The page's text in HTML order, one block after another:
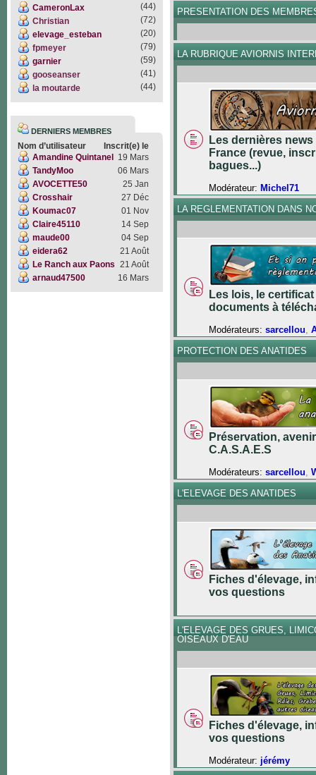
CameronLax
(44)
Christian
(72)
elevage_esteban
(20)
fpmeyer
(79)
garnier
(59)
gooseanser
(41)
la moutarde
(44)
DERNIERS MEMBRES
Nom d’utilisateur
Inscrit(e) le
Amandine Quintanel
19 Mars
TandyMoo
06 Mars
AVOCETTE50
25 Jan
Crosshair
27 Déc
Koumac07
01 Nov
Claire45110
14 Sep
maude00
04 Sep
eidera62
21 Août
Le Ranch aux Paons 21 Août
arnaud47500
16 Mars
PRESENTATION DES
LA RUBRIQUE AVIORNIS
Les dernières
France (revue,
bagues...)
Modérateur: Michel71
LA REGLEMENTATION DANS
Les lois, le
documents à
Modérateurs: sarcellou,
PROTECTION DES ANATIDES
Préservation,
C.A.S.A.E.S
Modérateurs: sarcellou,
L'ELEVAGE DES ANATIDES
Fiches d'élevage,
vos questions
L'ELEVAGE DES GRUES,
OISEAUX D'EAU
Fiches d'élevage,
vos questions
Modérateur: jérémy